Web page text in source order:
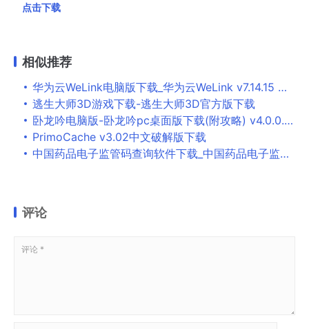
点击下载
相似推荐
华为云WeLink电脑版下载_华为云WeLink v7.14.15 官方版
逃生大师3D游戏下载-逃生大师3D官方版下载
卧龙吟电脑版-卧龙吟pc桌面版下载(附攻略) v4.0.0.0[百度网盘资源]
PrimoCache v3.02中文破解版下载
中国药品电子监管码查询软件下载_中国药品电子监管码查询平台客户端下载
评论